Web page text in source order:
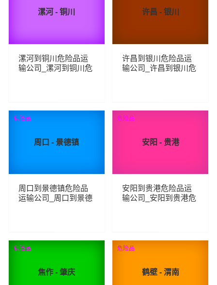
漯河 - 铜川
漯河到铜川危险品运
输公司_漯河到铜川危
74 查看详细
许昌 - 银川
许昌到银川危险品运
输公司_许昌到银川危
109 查看详细
周口 - 景德镇
周口到景德镇危险品
运输公司_周口到景德
75 查看详细
危险品
安阳 - 贵港
安阳到贵港危险品运
输公司_安阳到贵港危
67 查看详细
危险品
焦作 - 肇庆
危险品
鹤壁 - 渭南
危险品